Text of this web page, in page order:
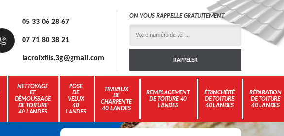
05 33 06 28 67
07 71 80 38 21
lacroixfils.3g@gmail.com
ON VOUS RAPPELLE GRATUITEMENT
NETTOYAGE
ET
DÉMOUSSAGE
DE TOITURE
40 LANDES
POSE
DE
VELUX
40
LANDES
TRAVAUX
DE
CHARPENTE
40 LANDES
REMPLACEMENT
DE TOITURE 40
LANDES
ÉTANCHÉITÉ
DE TOITURE
40 LANDES
RÉPARATION
DE TOITURE
40 LANDES